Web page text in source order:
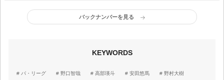
バックナンバーを見る
KEYWORDS
パ・リーグ 野口智哉 高部瑛斗 安田悠馬
野村大樹